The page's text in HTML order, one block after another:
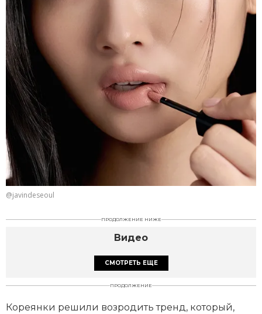
@javindeseoul
ПРОДОЛЖЕНИЕ НИЖЕ
Видео
СМОТРЕТЬ ЕЩЕ
ПРОДОЛЖЕНИЕ
Кореянки решили возродить тренд, который,